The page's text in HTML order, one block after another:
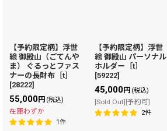
【予約限定柄】浮世
絵 御殿山（ごてんや
ま） ぐるっとファス
ナーの長財布［t］
[28222]
55,000円 (税込)
在庫わずか
1件
【予約限定柄】浮世
絵 御殿山 パーソナル
ホルダー［t］
[59222]
45,000円 (税込)
[Sold Out][予約可]
2件